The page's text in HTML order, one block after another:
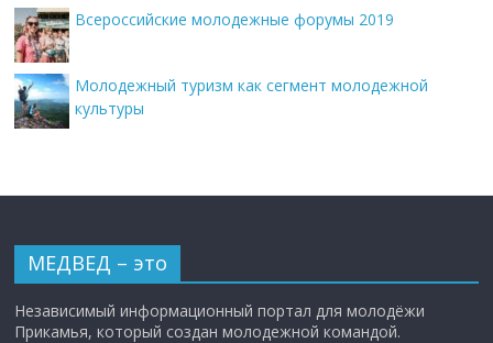
Всероссийские молодежные форумы 2019
Молодежный туризм как сегмент молодежной
культуры
МЕДВЕД – это
Независимый информационный портал для молодёжи
Прикамья, который создан молодежной командой.